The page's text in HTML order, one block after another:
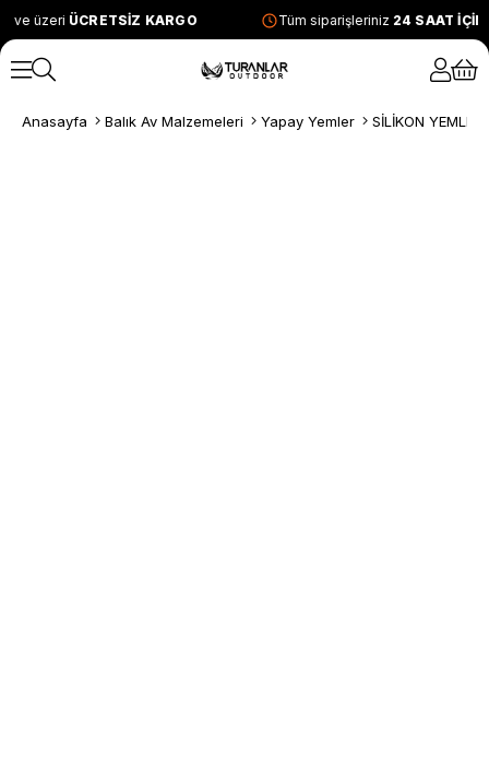
ve üzeri ÜCRETSİZ KARGO Tüm siparişleriniz 24 SAAT
Anasayfa Balık Av Malzemeleri Yapay Yemler SİLİKON YEMLER